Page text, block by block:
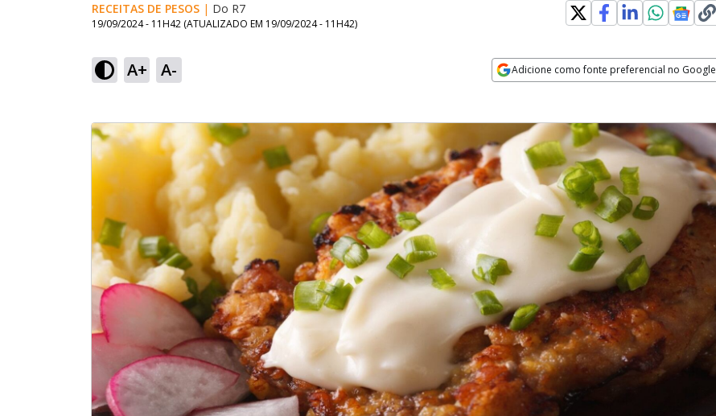
RECEITAS DE PESOS | Do R7
19/09/2024 - 11H42 (ATUALIZADO EM 19/09/2024 - 11H42)
A+ A- Adicione como fonte preferencial no Google